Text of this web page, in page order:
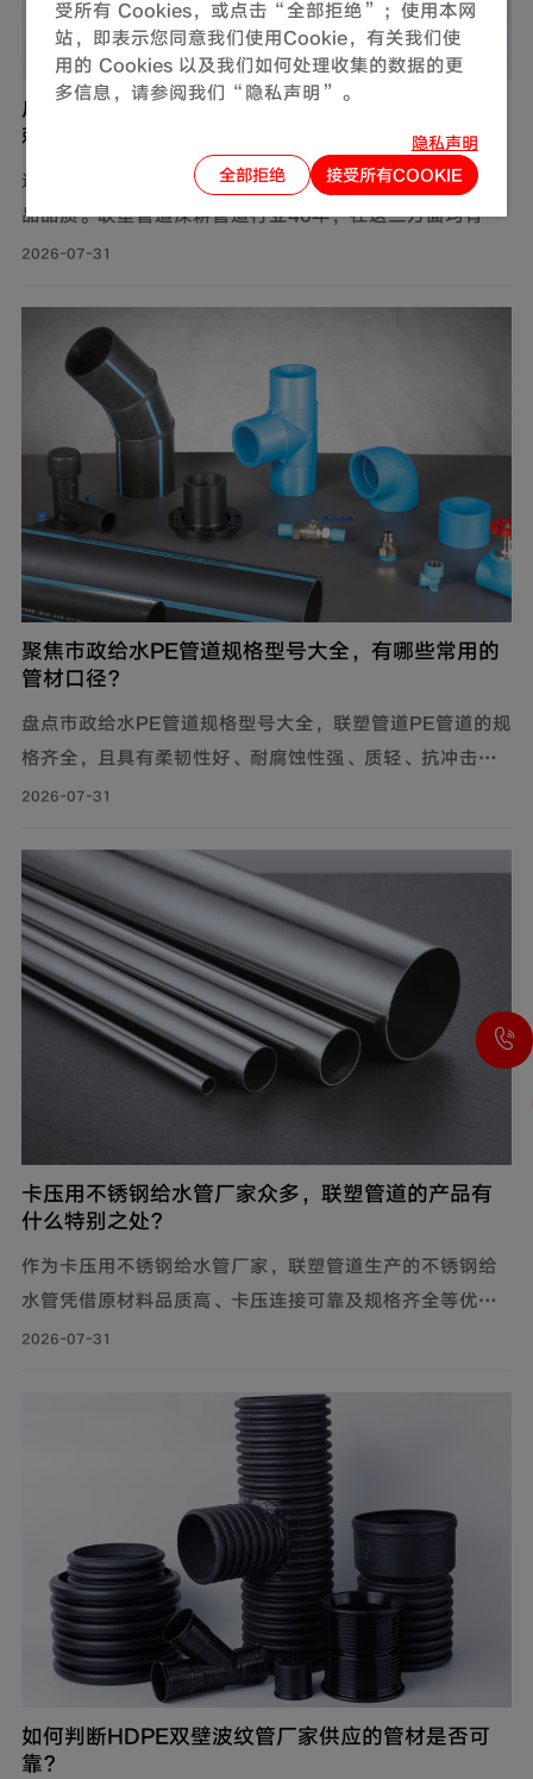
广东PP-R给水管厂家怎么选？联塑管道是否值得信
赖？
选广东PP-R给水管厂家，主要看生产规模、供货保障和产
品品质。联塑管道深耕管道行业40年，在这三方面均有可
靠表现，是值得信赖的选择。
2026-07-31
聚焦市政给水PE管道规格型号大全，有哪些常用的
管材口径？
盘点市政给水PE管道规格型号大全，联塑管道PE管道的规
格齐全，且具有柔韧性好、耐腐蚀性强、质轻、抗冲击性
能优良等特点，广泛应用于市政供水系统、建筑给水系统
（dn20-dn110）用于支管及小区给水，大口径（dn125-
dn1600）用于市政主干管。
2026-07-31
卡压用不锈钢给水管厂家众多，联塑管道的产品有
什么特别之处？
作为卡压用不锈钢给水管厂家，联塑管道生产的不锈钢给
水管凭借原材料品质高、卡压连接可靠及规格齐全等优
势，广泛应用于建筑给水、冷却循环水系统、气体输送等
2026-07-31
如何判断HDPE双壁波纹管厂家供应的管材是否可
靠？
受所有 Cookies，或点击“全部拒绝”；使用本网
站，即表示您同意我们使用Cookie，有关我们使
用的 Cookies 以及我们如何处理收集的数据的更
多信息，请参阅我们“隐私声明”。
隐私声明
全部拒绝
接受所有COOKIE